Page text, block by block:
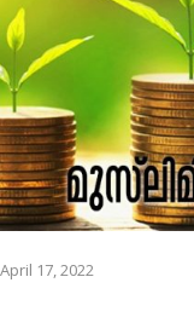
April 17, 2022